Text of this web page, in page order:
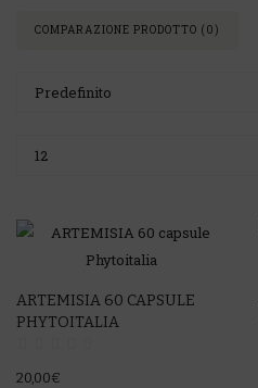
COMPARAZIONE PRODOTTO (0)
ARTEMISIA 60 CAPSULE
PHYTOITALIA
20,00€